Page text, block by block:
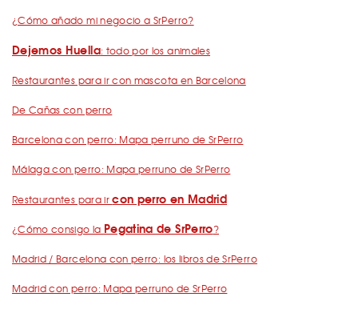
¿Cómo añado mi negocio a SrPerro?
Dejemos Huella: todo por los animales
Restaurantes para ir con mascota en Barcelona
De Cañas con perro
Barcelona con perro: Mapa perruno de SrPerro
Málaga con perro: Mapa perruno de SrPerro
Restaurantes para ircon perro en Madrid
¿Cómo consigo la Pegatina de SrPerro?
Madrid / Barcelona con perro: los libros de SrPerro
Madrid con perro: Mapa perruno de SrPerro